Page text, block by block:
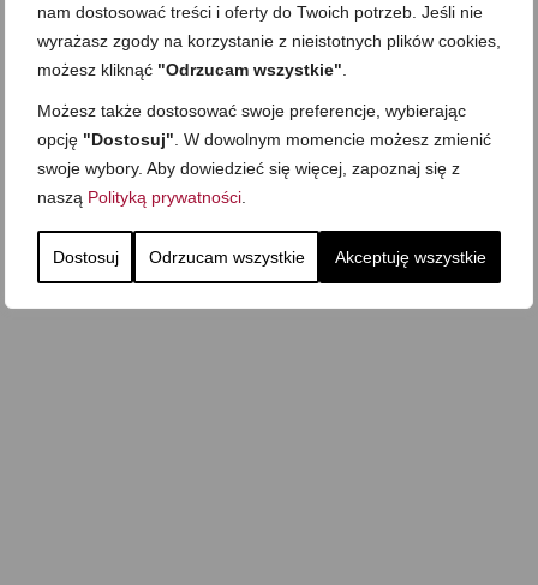
nam dostosować treści i oferty do Twoich potrzeb. Jeśli nie
wyrażasz zgody na korzystanie z nieistotnych plików cookies,
możesz kliknąć "Odrzucam wszystkie"
Możesz także dostosować swoje preferencje, wybierając
opcję "Dostosuj" . W dowolnym momencie możesz zmienić
swoje wybory. Aby dowiedzieć się więcej, zapoznaj się z
naszą Polityką prywatności
Dostosuj Odrzucam wszystkie Akceptuję wszystkie